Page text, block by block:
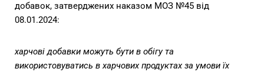
добавок, затверджених наказом МОЗ №45 від
08.01.2024:
харчові добавки можуть бути в обігу та
використовуватись в харчових продуктах за умови їх